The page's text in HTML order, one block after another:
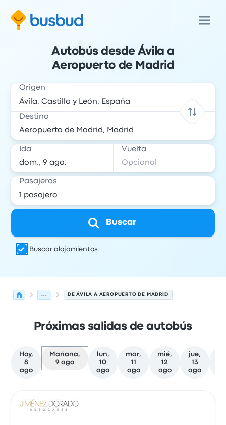
Autobús desde Ávila a
Aeropuerto de Madrid
Origen
Destino
Ida Vuelta
Pasajeros
Buscar
Buscar alojamientos
... DE ÁVILA A AEROPUERTO DE MADRID
Próximas salidas de autobús
Hoy,
8
ago
Mañana,
9 ago
lun,
10
ago
mar,
11
ago
mié,
12
ago
jue,
13
ago